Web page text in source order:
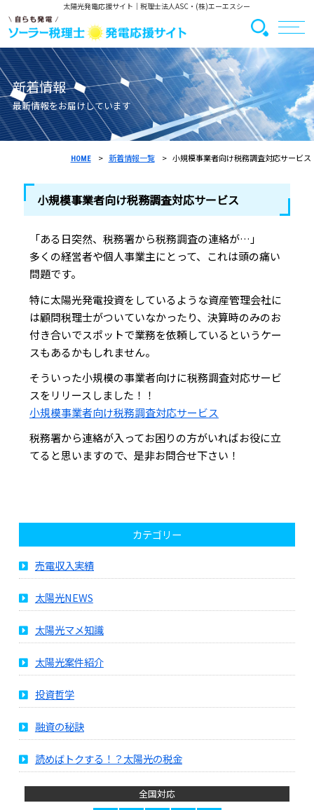
太陽光発電応援サイト ｜税理士法人ASC・(株)エーエスシー
新着情報
最新情報をお届けしています
HOME 新着情報一覧 小規模事業者向け税務調査対応サービス
小規模事業者向け税務調査対応サービス
「ある日突然、税務署から税務調査の連絡が…」
多くの経営者や個人事業主にとって、これは頭の痛い
問題です。
特に太陽光発電投資をしているような資産管理会社に
は顧問税理士がついていなかったり、決算時のみのお
付き合いでスポットで業務を依頼しているというケー
スもあるかもしれません。
そういった小規模の事業者向けに税務調査対応サービ
スをリリースしました！！
小規模事業者向け税務調査対応サービス
税務署から連絡が入ってお困りの方がいればお役に立
てると思いますので、是非お問合せ下さい！
カテゴリー
売電収入実績
太陽光NEWS
太陽光マメ知識
太陽光案件紹介
投資哲学
融資の秘訣
読めばトクする！？太陽光の税金
全国対応